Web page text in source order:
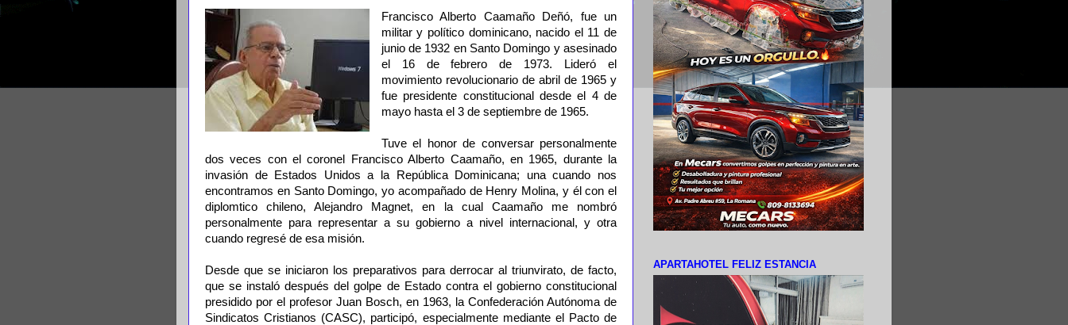
Francisco Alberto Caamaño Deñó, fue un
militar y político dominicano, nacido el 11 de
junio de 1932 en Santo Domingo y asesinado
el 16 de febrero de 1973. Lideró el
movimiento revolucionario de abril de 1965 y
fue presidente constitucional desde el 4 de
mayo hasta el 3 de septiembre de 1965.
Tuve el honor de conversar personalmente
dos veces con el coronel Francisco Alberto Caamaño, en 1965, durante la
invasión de Estados Unidos a la República Dominicana; una cuando nos
encontramos en Santo Domingo, yo acompañado de Henry Molina, y él con el
diplomtico chileno, Alejandro Magnet, en la cual Caamaño me nombró
personalmente para representar a su gobierno a nivel internacional, y otra
cuando regresé de esa misión.
Desde que se iniciaron los preparativos para derrocar al triunvirato, de facto,
que se instaló después del golpe de Estado contra el gobierno constitucional
presidido por el profesor Juan Bosch, en 1963, la Confederación Autónoma de
Sindicatos Cristianos (CASC), participó, especialmente mediante el Pacto de
APARTAHOTEL FELIZ ESTANCIA